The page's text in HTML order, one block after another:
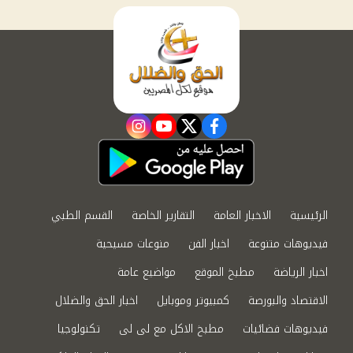
facebook
twitter
youtube
instagram
الرئيسية الاخبار العامة التقارير الخاصة
القسم الطبي
فيديوهات متنوعة
اخبار الفن
منوعات مسيحية
اخبار الرياضة
مطبخ الموقع
مواضيع عامة
الاقتصاد والبورصة
كمبيوتر وموبايل
اخبار الحق والضلال
فيديوهات فضائيات
مطبخ الاكل مع لى لى
تكنولوجيا